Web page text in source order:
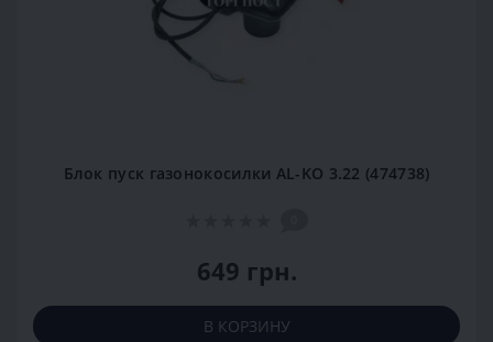
Блок пуск газонокосилки AL-KO 3.22 (474738)
649 грн.
В КОРЗИНУ